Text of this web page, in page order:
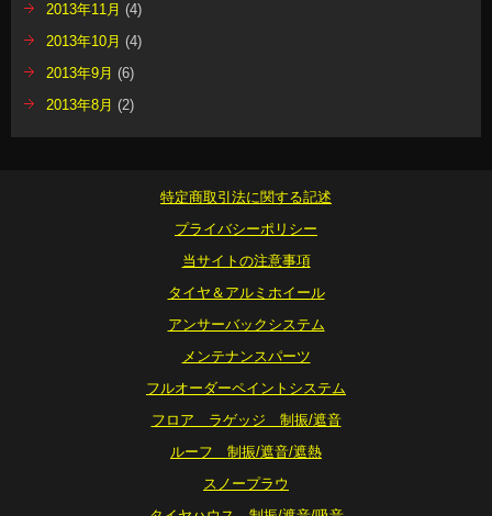
2013年11月 (4)
2013年10月 (4)
2013年9月 (6)
2013年8月 (2)
特定商取引法に関する記述
プライバシーポリシー
当サイトの注意事項
タイヤ＆アルミホイール
アンサーバックシステム
メンテナンスパーツ
フルオーダーペイントシステム
フロア ラゲッジ 制振/遮音
ルーフ 制振/遮音/遮熱
スノープラウ